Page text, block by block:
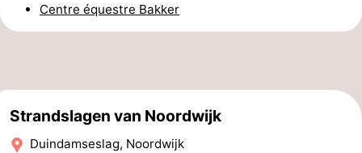
Contact
Centre équestre Bakker
Strandslagen van Noordwijk
Duindamseslag, Noordwijk